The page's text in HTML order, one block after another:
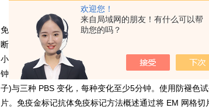
欢迎您！
来自局域网的朋友！有什么可以帮
助您的吗？
免疫标记技术免疫荧光抗体免疫标记方法概述通过在磷酸
断制备的细胞或粘附在玻片上的植物材料的非特异性结合
小时或在摄氏4度下孵育过夜。将杂交瘤上清液稀释五倍
钟。与在
MP/PBS 100 倍稀释的第二抗体一起在RT培
子)与三种 PBS 变化，每种变化至少5分钟。使用防褪色
片。免疫金标记抗体免疫标记方法概述通过将 EM 网格切